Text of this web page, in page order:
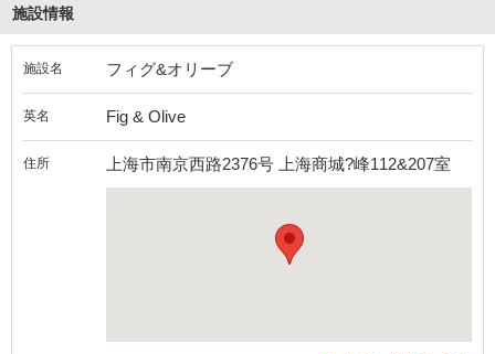
施設情報
施設名 フィグ&オリーブ
英名 Fig & Olive
住所 上海市南京西路2376号 上海商城?峰112&207室